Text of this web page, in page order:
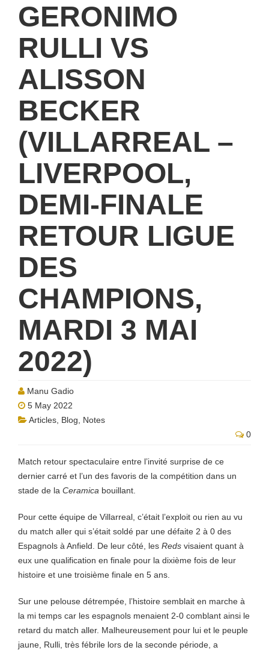
GERONIMO
RULLI VS
ALISSON
BECKER
(VILLARREAL –
LIVERPOOL,
DEMI-FINALE
RETOUR LIGUE
DES
CHAMPIONS,
MARDI 3 MAI
2022)
Manu Gadio
5 May 2022
Articles Blog
Notes
0
Match retour spectaculaire entre l’invité surprise de ce
dernier carré et l’un des favoris de la compétition dans un
stade de la Ceramica bouillant.
Pour cette équipe de Villarreal, c’était l’exploit ou rien au vu
du match aller qui s’était soldé par une défaite 2 à 0 des
Espagnols à Anfield. De leur côté, les Reds visaient quant à
eux une qualification en finale pour la dixième fois de leur
histoire et une troisième finale en 5 ans.
Sur une pelouse détrempée, l’histoire semblait en marche à
la mi temps car les espagnols menaient 2-0 comblant ainsi le
retard du match aller. Malheureusement pour lui et le peuple
jaune, Rulli, très fébrile lors de la seconde période, a